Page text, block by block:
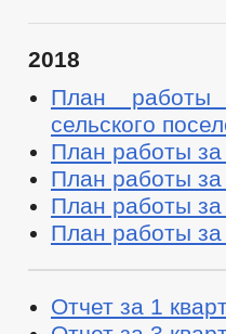
2018
План работы
сельского
План работы за
План работы за
План работы за
План работы за
Отчет за 1